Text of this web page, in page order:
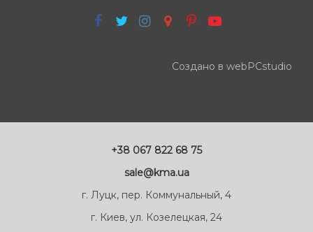
Создано в webPCstudio
+38 067 822 68 75
sale@kma.ua
г. Луцк, пер. Коммунальный, 4
г. Киев, ул. Козелецкая, 24